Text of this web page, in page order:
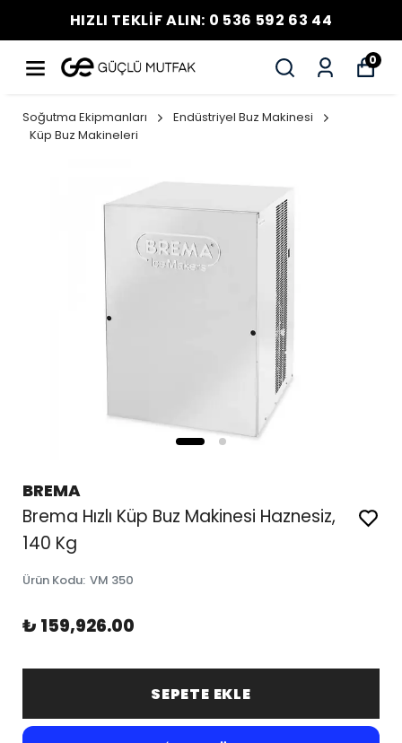
HIZLI TEKLİF ALIN: 0 536 592 63 44
0
Soğutma Ekipmanları
Endüstriyel Buz Makinesi
Küp Buz Makineleri
BREMA
Brema Hızlı Küp Buz Makinesi Haznesiz,
140 Kg
Ürün Kodu: VM 350
₺ 159,926.00
SEPETE EKLE